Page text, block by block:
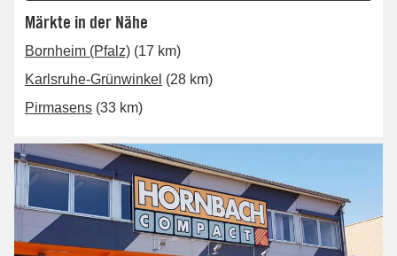
Märkte in der Nähe
Bornheim (Pfalz) (17 km)
Karlsruhe-Grünwinkel (28 km)
Pirmasens (33 km)